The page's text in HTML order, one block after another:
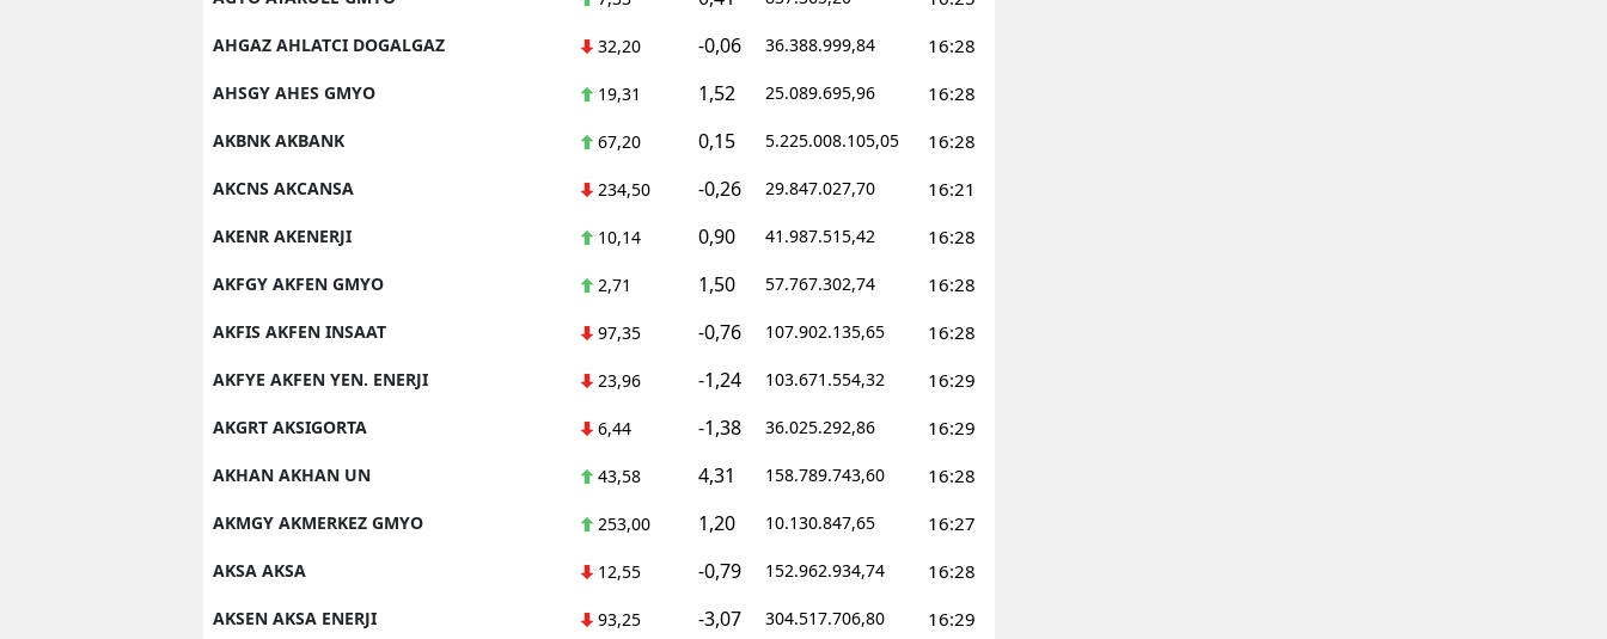
Kastamonu
Kayseri
Kırklareli
Kırşehir
Kocaeli
Konya
Kütahya
Malatya
Manisa
Kahramanmaraş
Mardin
Muğla
Muş
AHGAZ AHLATCI DOGALGAZ 32,20 -0,06 36.388.999,84 16:28
AHSGY AHES GMYO 19,31 1,52 25.089.695,96 16:28
AKBNK AKBANK 67,20 0,15 5.225.008.105,05 16:28
AKCNS AKCANSA 234,50 -0,26 29.847.027,70 16:21
AKENR AKENERJI 10,14 0,90 41.987.515,42 16:28
AKFGY AKFEN GMYO 2,71 1,50 57.767.302,74 16:28
AKFIS AKFEN INSAAT 97,35 -0,76 107.902.135,65 16:28
AKFYE AKFEN YEN. ENERJI 23,96 -1,24 103.671.554,32 16:29
AKGRT AKSIGORTA 6,44 -1,38 36.025.292,86 16:29
AKHAN AKHAN UN 43,58 4,31 158.789.743,60 16:28
AKMGY AKMERKEZ GMYO 253,00 1,20 10.130.847,65 16:27
AKSA AKSA 12,55 -0,79 152.962.934,74 16:28
AKSEN AKSA ENERJI 93,25 -3,07 304.517.706,80 16:29